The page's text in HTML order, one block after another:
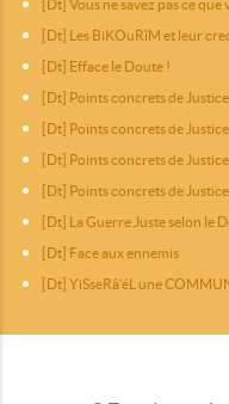
[Dt] Vous ne savez pas ce que
[Dt] Les BiKOuRîM et leur
[Dt] Efface le Doute !
[Dt] Points concrets de Justice
[Dt] Points concrets de Justice
[Dt] Points concrets de Justice
[Dt] Points concrets de Justice
[Dt] La Guerre Juste selon le
[Dt] Face aux ennemis
[Dt] YiSseRâ‘éL une